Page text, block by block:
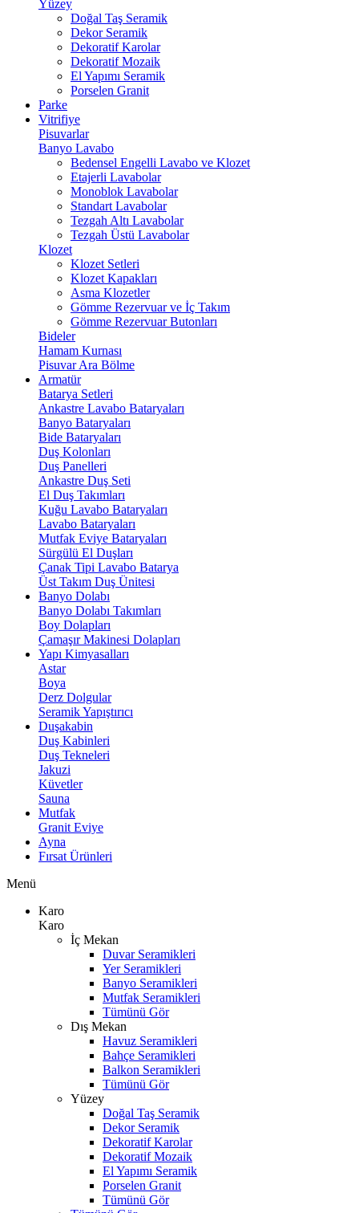
Yüzey
Doğal Taş Seramik
Dekor Seramik
Dekoratif Karolar
Dekoratif Mozaik
El Yapımı Seramik
Porselen Granit
Parke
Vitrifiye
Pisuvarlar
Banyo Lavabo
Bedensel Engelli Lavabo ve Klozet
Etajerli Lavabolar
Monoblok Lavabolar
Standart Lavabolar
Tezgah Altı Lavabolar
Tezgah Üstü Lavabolar
Klozet
Klozet Setleri
Klozet Kapakları
Asma Klozetler
Gömme Rezervuar ve İç Takım
Gömme Rezervuar Butonları
Bideler
Hamam Kurnası
Pisuvar Ara Bölme
Armatür
Batarya Setleri
Ankastre Lavabo Bataryaları
Banyo Bataryaları
Bide Bataryaları
Duş Kolonları
Duş Panelleri
Ankastre Duş Seti
El Duş Takımları
Kuğu Lavabo Bataryaları
Lavabo Bataryaları
Mutfak Eviye Bataryaları
Sürgülü El Duşları
Çanak Tipi Lavabo Batarya
Üst Takım Duş Ünitesi
Banyo Dolabı
Banyo Dolabı Takımları
Boy Dolapları
Çamaşır Makinesi Dolapları
Yapı Kimyasalları
Astar
Boya
Derz Dolgular
Seramik Yapıştırıcı
Duşakabin
Duş Kabinleri
Duş Tekneleri
Jakuzi
Küvetler
Sauna
Mutfak
Granit Eviye
Ayna
Fırsat Ürünleri
Menü
Karo
Karo
İç Mekan
Duvar Seramikleri
Yer Seramikleri
Banyo Seramikleri
Mutfak Seramikleri
Tümünü Gör
Dış Mekan
Havuz Seramikleri
Bahçe Seramikleri
Balkon Seramikleri
Tümünü Gör
Yüzey
Doğal Taş Seramik
Dekor Seramik
Dekoratif Karolar
Dekoratif Mozaik
El Yapımı Seramik
Porselen Granit
Tümünü Gör